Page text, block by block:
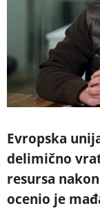
Evropska
delimično
resursa
ocenio je